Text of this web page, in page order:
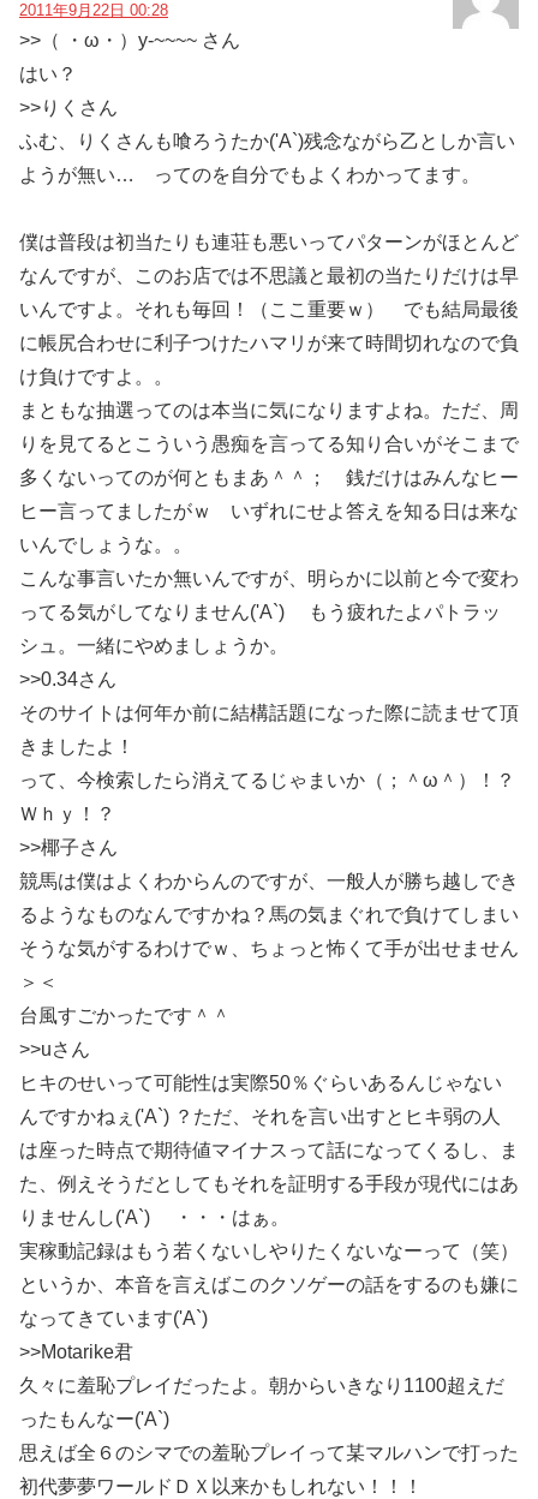
2011年9月22日 00:28
>>（ ・ω・）y-~~~~ さん
はい？
>>りくさん
ふむ、りくさんも喰ろうたか('A`)残念ながら乙としか言い
ようが無い… ってのを自分でもよくわかってます。
僕は普段は初当たりも連荘も悪いってパターンがほとんど
なんですが、このお店では不思議と最初の当たりだけは早
いんですよ。それも毎回！（ここ重要ｗ） でも結局最後
に帳尻合わせに利子つけたハマリが来て時間切れなので負
け負けですよ。。
まともな抽選ってのは本当に気になりますよね。ただ、周
りを見てるとこういう愚痴を言ってる知り合いがそこまで
多くないってのが何ともまあ＾＾； 銭だけはみんなヒー
ヒー言ってましたがｗ いずれにせよ答えを知る日は来な
いんでしょうな。。
こんな事言いたか無いんですが、明らかに以前と今で変わ
ってる気がしてなりません('A`) もう疲れたよパトラッ
シュ。一緒にやめましょうか。
>>0.34さん
そのサイトは何年か前に結構話題になった際に読ませて頂
きましたよ！
って、今検索したら消えてるじゃまいか（；＾ω＾）！？
Ｗｈｙ！？
>>椰子さん
競馬は僕はよくわからんのですが、一般人が勝ち越しでき
るようなものなんですかね？馬の気まぐれで負けてしまい
そうな気がするわけでｗ、ちょっと怖くて手が出せません
＞＜
台風すごかったです＾＾
>>uさん
ヒキのせいって可能性は実際50％ぐらいあるんじゃない
んですかねぇ('A`) ？ただ、それを言い出すとヒキ弱の人
は座った時点で期待値マイナスって話になってくるし、ま
た、例えそうだとしてもそれを証明する手段が現代にはあ
りませんし('A`) ・・・はぁ。
実稼動記録はもう若くないしやりたくないなーって（笑）
というか、本音を言えばこのクソゲーの話をするのも嫌に
なってきています('A`)
>>Motarike君
久々に羞恥プレイだったよ。朝からいきなり1100超えだ
ったもんなー('A`)
思えば全６のシマでの羞恥プレイって某マルハンで打った
初代夢夢ワールドＤＸ以来かもしれない！！！